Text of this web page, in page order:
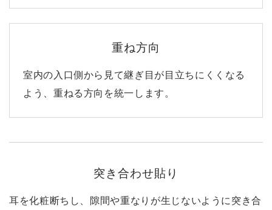
重ね方向
室内の入口側から見て継ぎ目が目立ちにくくなる
よう、重ねる方向を統一します。
突き合わせ貼り
耳を化粧断ちし、隙間や重なりが生じないように突き合